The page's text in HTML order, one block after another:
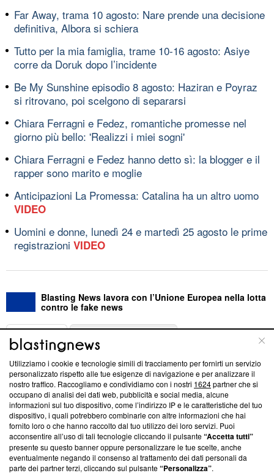
Far Away, trama 10 agosto: Nare prende una decisione
definitiva, Albora si schiera
Tutto per la mia famiglia, trame 10-16 agosto: Asiye
corre da Doruk dopo l’incidente
Be My Sunshine episodio 8 agosto: Haziran e Poyraz
si ritrovano, poi scelgono di separarsi
Chiara Ferragni e Fedez, romantiche promesse nel
giorno più bello: 'Realizzi i miei sogni'
Chiara Ferragni e Fedez hanno detto sì: la blogger e il
rapper sono marito e moglie
Anticipazioni La Promessa: Catalina ha un altro uomo
VIDEO
Uomini e donne, lunedì 24 e martedì 25 agosto le prime
registrazioni VIDEO
Blasting News lavora con l’Unione Europea nella lotta
contro le fake news
ABOUT
Questa sezione offre informazioni trasparenti su Blasting
News, sui nostri processi editoriali e su come ci impegniamo a
creare news di qualità. Inoltre, afferma la nostra aderenza a
‘Trust Project - News with Integrity’Blasting News non è
ancora membro del programma, ma ha richiesto di farne
parte; Trust Project non ha ancora effettuato una verifica di
conformità agli standard.
Utilizziamo i cookie e tecnologie simili di tracciamento per fornirti un servizio
personalizzato rispetto alle tue esigenze di navigazione e per analizzare il
nostro traffico. Raccogliamo e condividiamo con i nostri 1624partner che si
occupano di analisi dei dati web, pubblicità e social media, alcune
informazioni sul tuo dispositivo, come l’indirizzo IP e le caratteristiche del tuo
dispositivo, i quali potrebbero combinarle con altre informazioni che hai
fornito loro o che hanno raccolto dal tuo utilizzo dei loro servizi. Puoi
acconsentire all’uso di tali tecnologie cliccando il pulsante“Accetta tutti”
presente su questo banner oppure personalizzare le tue scelte, anche
eventualmente negando il consenso al trattamento dei dati personali da
parte dei partner terzi, cliccando sul pulsante“Personalizza”.